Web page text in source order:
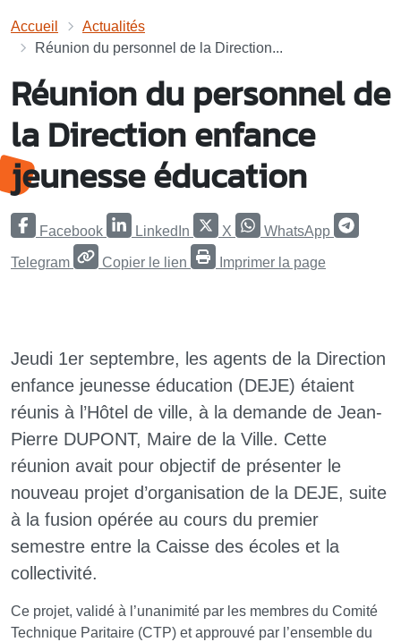
Accueil
Actualités
Réunion du personnel de la Direction...
Réunion du personnel de
la Direction enfance
jeunesse éducation
Facebook LinkedIn X WhatsApp
Telegram Copier le lien Imprimer la page
Jeudi 1er septembre, les agents de la Direction
enfance jeunesse éducation (DEJE) étaient
réunis à l’Hôtel de ville, à la demande de Jean-
Pierre DUPONT, Maire de la Ville. Cette
réunion avait pour objectif de présenter le
nouveau projet d’organisation de la DEJE, suite
à la fusion opérée au cours du premier
semestre entre la Caisse des écoles et la
collectivité.
Ce projet, validé à l’unanimité par les membres du Comité
Technique Paritaire (CTP) et approuvé par l’ensemble du